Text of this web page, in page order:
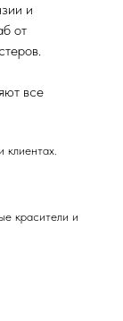
и
от
все
красители и